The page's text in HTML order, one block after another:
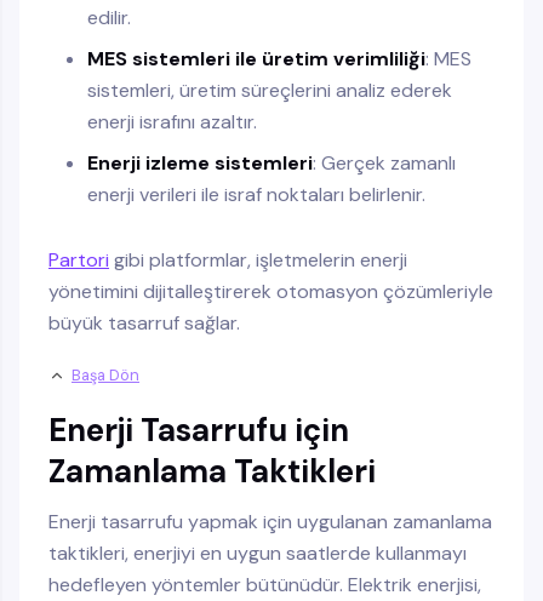
edilir.
MES sistemleri ile üretim verimliliği: MES
sistemleri, üretim süreçlerini analiz ederek
enerji israfını azaltır.
Enerji izleme sistemleri: Gerçek zamanlı
enerji verileri ile israf noktaları belirlenir.
Partori gibi platformlar, işletmelerin enerji
yönetimini dijitalleştirerek otomasyon çözümleriyle
büyük tasarruf sağlar.
Başa Dön
Enerji Tasarrufu için
Zamanlama Taktikleri
Enerji tasarrufu yapmak için uygulanan zamanlama
taktikleri, enerjiyi en uygun saatlerde kullanmayı
hedefleyen yöntemler bütünüdür. Elektrik enerjisi,